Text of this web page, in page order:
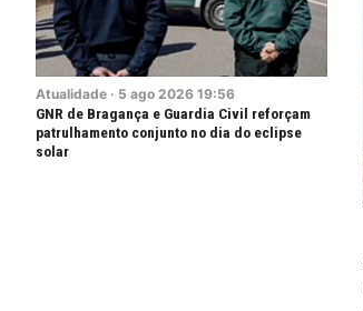
Atualidade · 5 ago 2026 19:56
GNR de Bragança e Guardia Civil reforçam
patrulhamento conjunto no dia do eclipse
solar